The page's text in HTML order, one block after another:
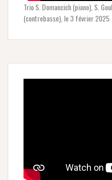
Trio S. Domancich (piano), S.
(contrebasse), le 3 février 2025